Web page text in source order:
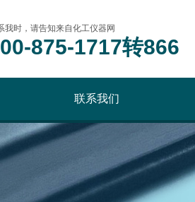
我时，请告知来自化工仪器网
875-1717转866
联系我们